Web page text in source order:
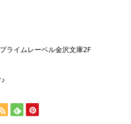
イムレーベル金沢文庫2F